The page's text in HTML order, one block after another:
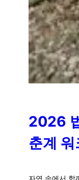
2026
춘계 워
자연 속에서 함